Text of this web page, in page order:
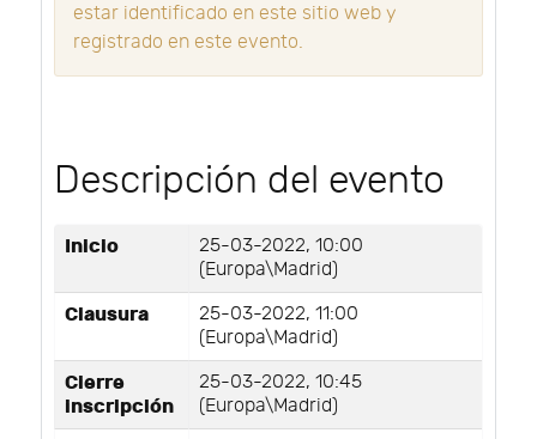
estar identificado en este sitio web y
registrado en este evento.
Descripción del evento
Inicio
25-03-2022, 10:00
(Europa\Madrid)
Clausura
25-03-2022, 11:00
(Europa\Madrid)
Cierre
inscripción
25-03-2022, 10:45
(Europa\Madrid)